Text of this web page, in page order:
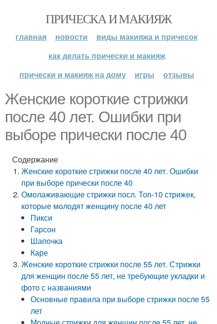
ПРИЧЕСКА И МАКИЯЖ
главная новости
виды макияжа и причесок
как делать прически и макияж
прически и макияж на дому
игры отзывы
Женские короткие стрижки
после 40 лет. Ошибки при
выборе прически после 40
Содержание
Женские короткие стрижки после 40 лет. Ошибки
при выборе прически после 40
Омолаживающие стрижки посл. Топ-10 стрижек,
которые молодят женщину после 40 лет
Пикси
Гарсон
Шапочка
Каре
Женские короткие стрижки после 55 лет. Стрижки
для женщин после 55 лет, не требующие укладки и
фото с названиями
Основные правила при выборе стрижки после 55
лет